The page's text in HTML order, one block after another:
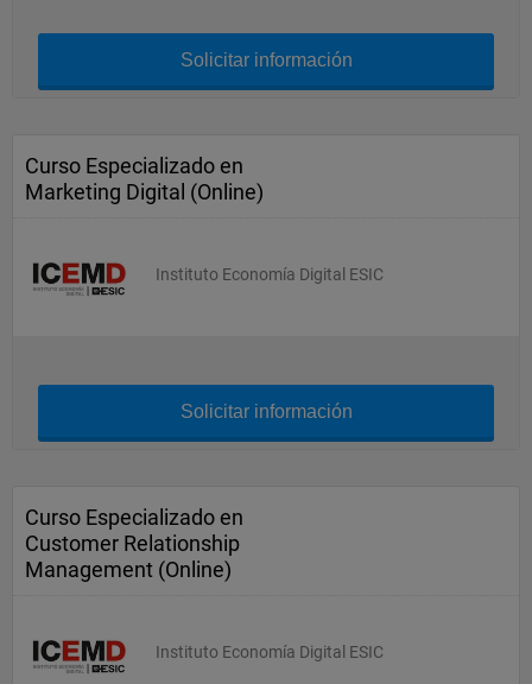
Solicitar información
Curso Especializado en
Marketing Digital (Online)
Instituto Economía Digital ESIC
Solicitar información
Curso Especializado en
Customer Relationship
Management (Online)
Instituto Economía Digital ESIC